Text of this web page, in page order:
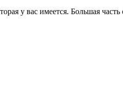
у вас имеется. Большая